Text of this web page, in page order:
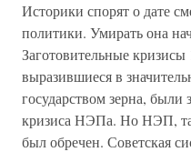
Историки спорят о дате
политики. Умирать она
Заготовительные
выразившиеся в
государством зерна,
кризиса НЭПа. Но НЭП,
был обречен. Советская